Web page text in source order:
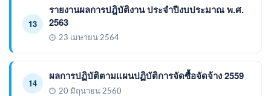
13
รายงานผลการปฎิบัติงาน ประจำปีงบประมาณ พ.ศ.
2563
23 เมษายน 2564
14
ผลการปฏิบัติตามแผนปฏิบัติการจัดซื้อจัดจ้าง 2559
20 มิถุนายน 2560